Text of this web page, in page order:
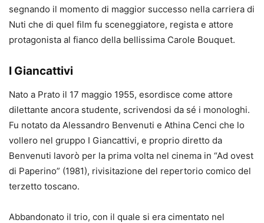
segnando il momento di maggior successo nella carriera di
Nuti che di quel film fu sceneggiatore, regista e attore
protagonista al fianco della bellissima Carole Bouquet.
I Giancattivi
Nato a Prato il 17 maggio 1955, esordisce come attore
dilettante ancora studente, scrivendosi da sé i monologhi.
Fu notato da Alessandro Benvenuti e Athina Cenci che lo
vollero nel gruppo I Giancattivi, e proprio diretto da
Benvenuti lavorò per la prima volta nel cinema in “Ad ovest
di Paperino” (1981), rivisitazione del repertorio comico del
terzetto toscano.
Abbandonato il trio, con il quale si era cimentato nel